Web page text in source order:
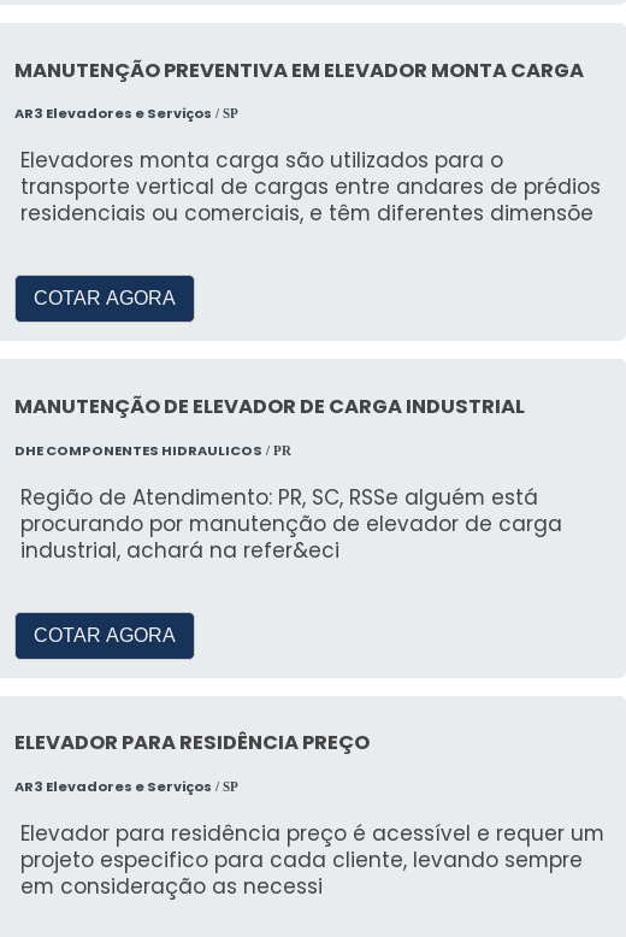
MANUTENÇÃO PREVENTIVA EM ELEVADOR MONTA CARGA
AR3 Elevadores e Serviços / SP
Elevadores monta carga são utilizados para o
transporte vertical de cargas entre andares de prédios
residenciais ou comerciais, e têm diferentes dimensõe
COTAR AGORA
MANUTENÇÃO DE ELEVADOR DE CARGA INDUSTRIAL
DHE COMPONENTES HIDRAULICOS / PR
Região de Atendimento: PR, SC, RSSe alguém está
procurando por manutenção de elevador de carga
industrial, achará na refer&eci
COTAR AGORA
ELEVADOR PARA RESIDÊNCIA PREÇO
AR3 Elevadores e Serviços / SP
Elevador para residência preço é acessível e requer um
projeto especifico para cada cliente, levando sempre
em consideração as necessi